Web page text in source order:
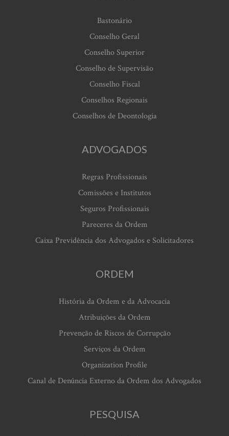
Bastonário
Conselho Geral
Conselho Superior
Conselho de Supervisão
Conselho Fiscal
Conselhos Regionais
Conselhos de Deontologia
ADVOGADOS
Regras Profissionais
Comissões e Institutos
Seguros Profissionais
Pareceres da Ordem
Caixa Previdência dos Advogados e Solicitadores
ORDEM
História da Ordem e da Advocacia
Atribuições da Ordem
Prevenção de Riscos de Corrupção
Serviços da Ordem
Organization Profile
Canal de Denúncia Externo da Ordem dos Advogados
PESQUISA